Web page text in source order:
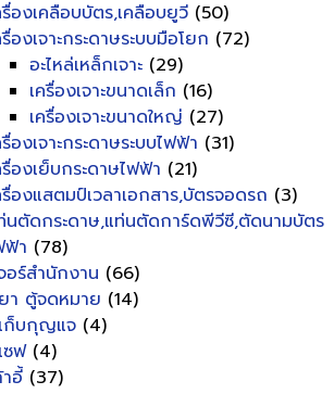
รื่องเคลือบบัตร,เคลือบยูวี (50)
รื่องเจาะกระดาษระบบมือโยก (72)
อะไหล่เหล็กเจาะ (29)
เครื่องเจาะขนาดเล็ก (16)
เครื่องเจาะขนาดใหญ่ (27)
รื่องเจาะกระดาษระบบไฟฟ้า (31)
รื่องเย็บกระดาษไฟฟ้า (21)
รื่องแสตมป์เวลาเอกสาร,บัตรจอดรถ (3)
นตัดกระดาษ,แท่นตัดการ์ดพีวีซี,ตัดนามบัตร
ฟ้า (78)
อร์สำนักงาน (66)
า ตู้จดหมาย (14)
ก็บกุญแจ (4)
ซฟ(4)
าอี้ (37)